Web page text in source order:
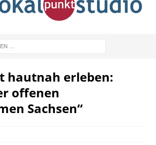
hautnah erleben:
offenen
Sachsen“